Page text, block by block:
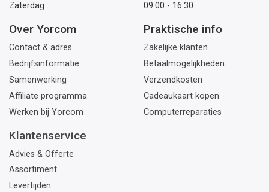
Zaterdag
09:00 - 16:30
Over Yorcom
Contact & adres
Bedrijfsinformatie
Samenwerking
Affiliate programma
Werken bij Yorcom
Praktische info
Zakelijke klanten
Betaalmogelijkheden
Verzendkosten
Cadeaukaart kopen
Computerreparaties
Klantenservice
Advies & Offerte
Assortiment
Levertijden